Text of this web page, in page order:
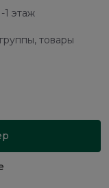
1 этаж
товары